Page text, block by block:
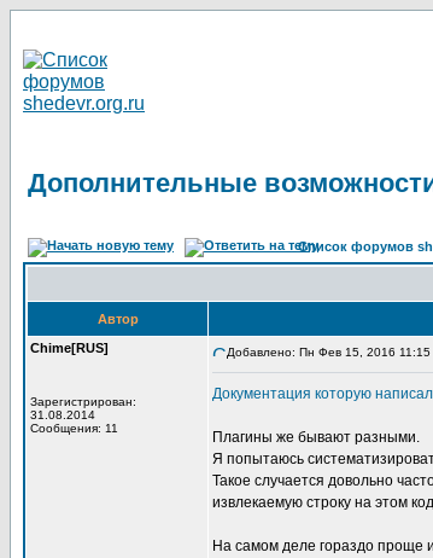
Дополнительные
Список форумов
Автор
Chime[RUS]
Зарегистрирован:
31.08.2014
Сообщения: 11
Добавлено: Пн Фев 15, 2016 11:15
Документация которую
Плагины же бывают разными.
Я попытаюсь
Такое случается довольно
извлекаемую строку на этом
На самом деле гораздо проще